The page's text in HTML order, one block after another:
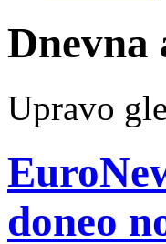
Dnevna
Upravo
doneo